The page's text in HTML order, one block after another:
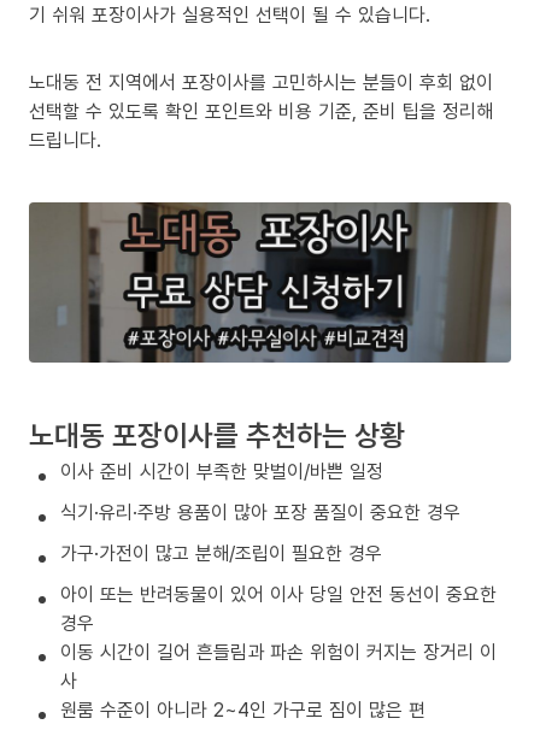
기 쉬워 포장이사가 실용적인 선택이 될 수 있습니다.
노대동 전 지역에서 포장이사를 고민하시는 분들이 후회 없이
선택할 수 있도록 확인 포인트와 비용 기준, 준비 팁을 정리해
드립니다.
노대동 포장이사를 추천하는 상황
이사 준비 시간이 부족한 맞벌이/바쁜 일정
식기·유리·주방 용품이 많아 포장 품질이 중요한 경우
가구·가전이 많고 분해/조립이 필요한 경우
아이 또는 반려동물이 있어 이사 당일 안전 동선이 중요한
경우
이동 시간이 길어 흔들림과 파손 위험이 커지는 장거리 이
사
원룸 수준이 아니라 2~4인 가구로 짐이 많은 편